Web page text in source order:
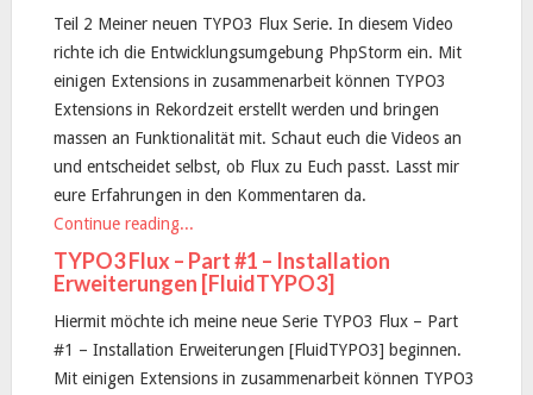
Teil 2 Meiner neuen TYPO3 Flux Serie. In diesem Video
richte ich die Entwicklungsumgebung PhpStorm ein. Mit
einigen Extensions in zusammenarbeit können TYPO3
Extensions in Rekordzeit erstellt werden und bringen
massen an Funktionalität mit. Schaut euch die Videos an
und entscheidet selbst, ob Flux zu Euch passt. Lasst mir
eure Erfahrungen in den Kommentaren da.
Continue reading...
TYPO3 Flux – Part #1 – Installation
Erweiterungen [FluidTYPO3]
Hiermit möchte ich meine neue Serie TYPO3 Flux – Part
#1 – Installation Erweiterungen [FluidTYPO3] beginnen.
Mit einigen Extensions in zusammenarbeit können TYPO3